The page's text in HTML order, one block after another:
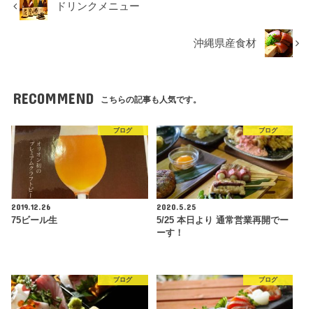
ドリンクメニュー
沖縄県産食材
RECOMMEND こちらの記事も人気です。
ブログ
2019.12.26
75ビール生
ブログ
2020.5.25
5/25 本日より 通常営業再開でー
ーす！
ブログ ブログ